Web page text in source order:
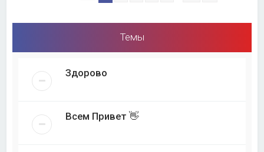
Темы
Здорово
Всем Привет 👋